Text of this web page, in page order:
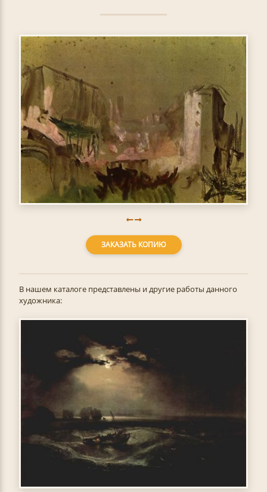
ЗАКАЗАТЬ КОПИЮ
В нашем каталоге представлены и другие работы данного
художника: